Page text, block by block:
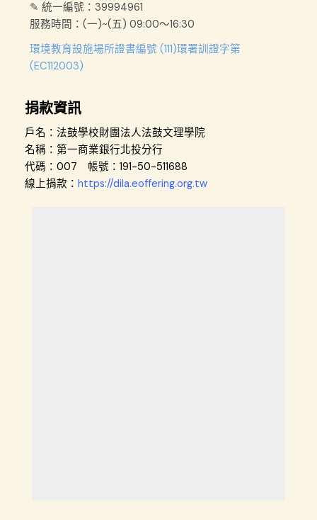
✎ 統一編號：39994961
服務時間：(一)~(五) 09:00～16:30
環境教育設施場所證書編號 (111)環署訓證字第
(EC112003)
捐款資訊
戶名：法鼓學校財團法人法鼓文理學院
名稱：第一商業銀行北投分行
代碼：007 帳號：191-50-511688
線上捐款 ： https://dila.eoffering.org.tw